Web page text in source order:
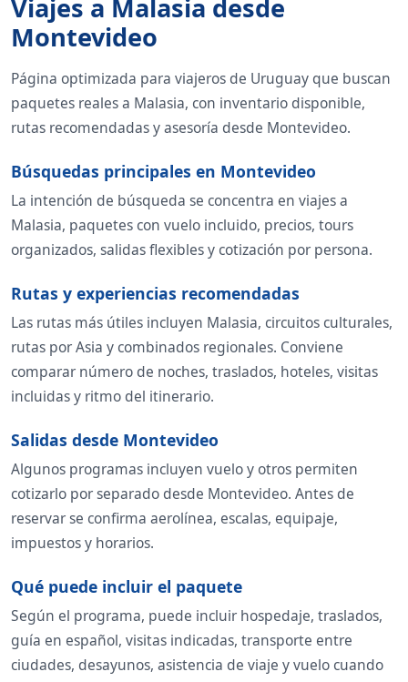
Viajes a Malasia desde
Montevideo
Página optimizada para viajeros de Uruguay que buscan
paquetes reales a Malasia, con inventario disponible,
rutas recomendadas y asesoría desde Montevideo.
Búsquedas principales en Montevideo
La intención de búsqueda se concentra en viajes a
Malasia, paquetes con vuelo incluido, precios, tours
organizados, salidas flexibles y cotización por persona.
Rutas y experiencias recomendadas
Las rutas más útiles incluyen Malasia, circuitos culturales,
rutas por Asia y combinados regionales. Conviene
comparar número de noches, traslados, hoteles, visitas
incluidas y ritmo del itinerario.
Salidas desde Montevideo
Algunos programas incluyen vuelo y otros permiten
cotizarlo por separado desde Montevideo. Antes de
reservar se confirma aerolínea, escalas, equipaje,
impuestos y horarios.
Qué puede incluir el paquete
Según el programa, puede incluir hospedaje, traslados,
guía en español, visitas indicadas, transporte entre
ciudades, desayunos, asistencia de viaje y vuelo cuando